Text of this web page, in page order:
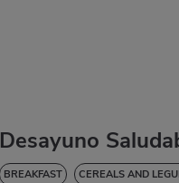
Desayuno
BREAKFAST CEREALS AND